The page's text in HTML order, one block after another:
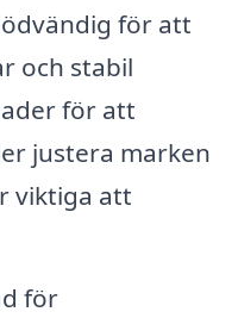
för att
och stabil
för att
justera marken
viktiga att
för